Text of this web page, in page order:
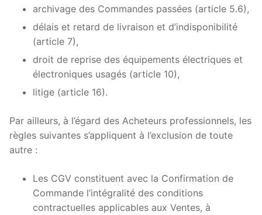
archivage des Commandes passées (article 5.6),
délais et retard de livraison et d’indisponibilité
(article 7),
droit de reprise des équipements électriques et
électroniques usagés (article 10),
litige (article 16).
Par ailleurs, à l’égard des Acheteurs professionnels, les
règles suivantes s’appliquent à l’exclusion de toute
autre :
Les CGV constituent avec la Confirmation de
Commande l’intégralité des conditions
contractuelles applicables aux Ventes, à